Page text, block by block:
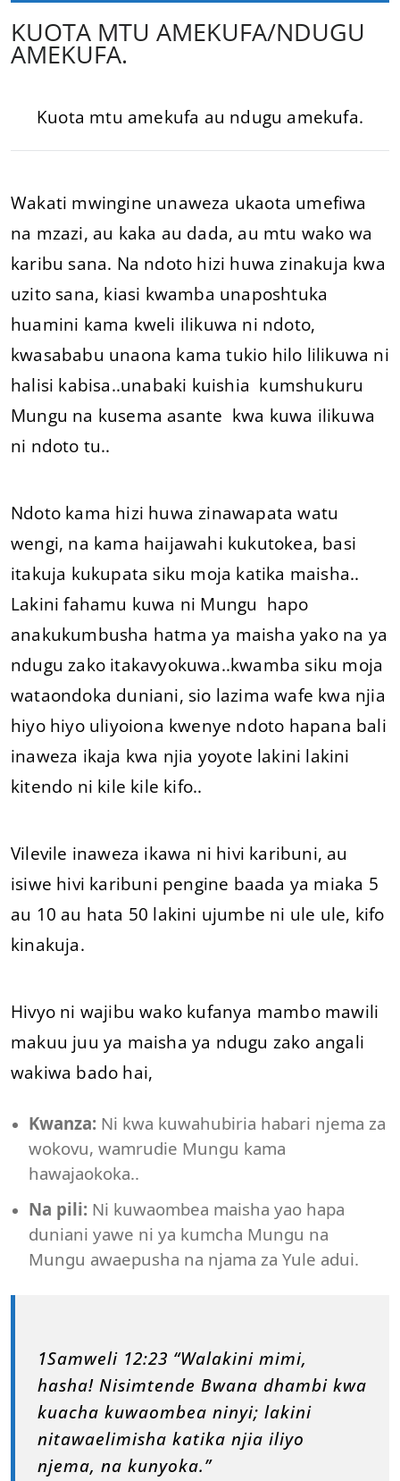
KUOTA MTU AMEKUFA/NDUGU
AMEKUFA.
Kuota mtu amekufa au ndugu amekufa.
Wakati mwingine unaweza ukaota umefiwa
na mzazi, au kaka au dada, au mtu wako wa
karibu sana. Na ndoto hizi huwa zinakuja kwa
uzito sana, kiasi kwamba unaposhtuka
huamini kama kweli ilikuwa ni ndoto,
kwasababu unaona kama tukio hilo lilikuwa ni
halisi kabisa..unabaki kuishia kumshukuru
Mungu na kusema asante kwa kuwa ilikuwa
ni ndoto tu..
Ndoto kama hizi huwa zinawapata watu
wengi, na kama haijawahi kukutokea, basi
itakuja kukupata siku moja katika maisha..
Lakini fahamu kuwa ni Mungu hapo
anakukumbusha hatma ya maisha yako na ya
ndugu zako itakavyokuwa..kwamba siku moja
wataondoka duniani, sio lazima wafe kwa njia
hiyo hiyo uliyoiona kwenye ndoto hapana bali
inaweza ikaja kwa njia yoyote lakini lakini
kitendo ni kile kile kifo..
Vilevile inaweza ikawa ni hivi karibuni, au
isiwe hivi karibuni pengine baada ya miaka 5
au 10 au hata 50 lakini ujumbe ni ule ule, kifo
kinakuja.
Hivyo ni wajibu wako kufanya mambo mawili
makuu juu ya maisha ya ndugu zako angali
wakiwa bado hai,
Kwanza: Ni kwa kuwahubiria habari njema za
wokovu, wamrudie Mungu kama
hawajaokoka..
Na pili: Ni kuwaombea maisha yao hapa
duniani yawe ni ya kumcha Mungu na
Mungu awaepusha na njama za Yule adui.
1Samweli 12:23 “Walakini mimi,
hasha! Nisimtende Bwana dhambi kwa
kuacha kuwaombea ninyi; lakini
nitawaelimisha katika njia iliyo
njema, na kunyoka.”